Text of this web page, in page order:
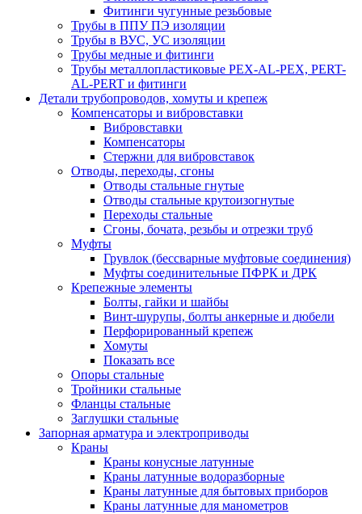
Фитинги чугунные резьбовые
Трубы в ППУ ПЭ изоляции
Трубы в ВУС, УС изоляции
Трубы медные и фитинги
Трубы металлопластиковые PEX-AL-PEX, PERT-
AL-PERT и фитинги
Детали трубопроводов, хомуты и крепеж
Компенсаторы и вибровставки
Вибровставки
Компенсаторы
Стержни для вибровставок
Отводы, переходы, сгоны
Отводы стальные гнутые
Отводы стальные крутоизогнутые
Переходы стальные
Сгоны, бочата, резьбы и отрезки труб
Муфты
Грувлок (бессварные муфтовые соединения)
Муфты соединительные ПФРК и ДРК
Крепежные элементы
Болты, гайки и шайбы
Винт-шурупы, болты анкерные и дюбели
Перфорированный крепеж
Хомуты
Показать все
Опоры стальные
Тройники стальные
Фланцы стальные
Заглушки стальные
Запорная арматура и электроприводы
Краны
Краны конусные латунные
Краны латунные водоразборные
Краны латунные для бытовых приборов
Краны латунные для манометров